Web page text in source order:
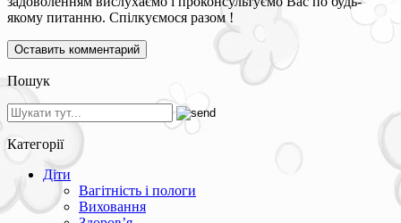
якому питанню. Спілкуємося разом !
Пошук
Категорії
Діти
Вагітність і пологи
Виховання